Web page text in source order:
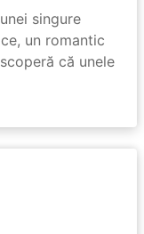
singure
un romantic
că unele